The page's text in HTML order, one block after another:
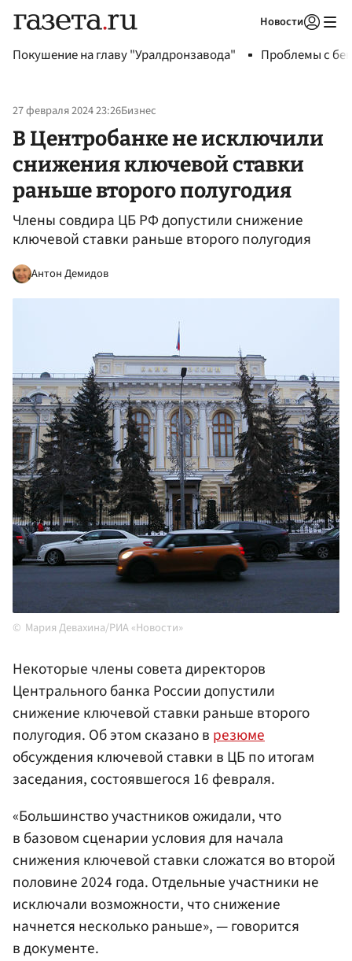
Новости
Покушение на главу "Уралдронзавода" Проблемы с
27 февраля 2024 23:26Бизнес
В Центробанке не исключили
снижения ключевой ставки
раньше второго полугодия
Члены совдира ЦБ РФ допустили снижение
ключевой ставки раньше второго полугодия
Антон Демидов
Мария Девахина/РИА «Новости»
Некоторые члены совета директоров
Центрального банка России допустили
снижение ключевой ставки раньше второго
полугодия. Об этом сказано в резюме
обсуждения ключевой ставки в ЦБ по итогам
заседания, состоявшегося 16 февраля.
«Большинство участников ожидали, что
в базовом сценарии условия для начала
снижения ключевой ставки сложатся во второй
половине 2024 года. Отдельные участники не
исключали возможности, что снижение
начнется несколько раньше», — говорится
в документе.